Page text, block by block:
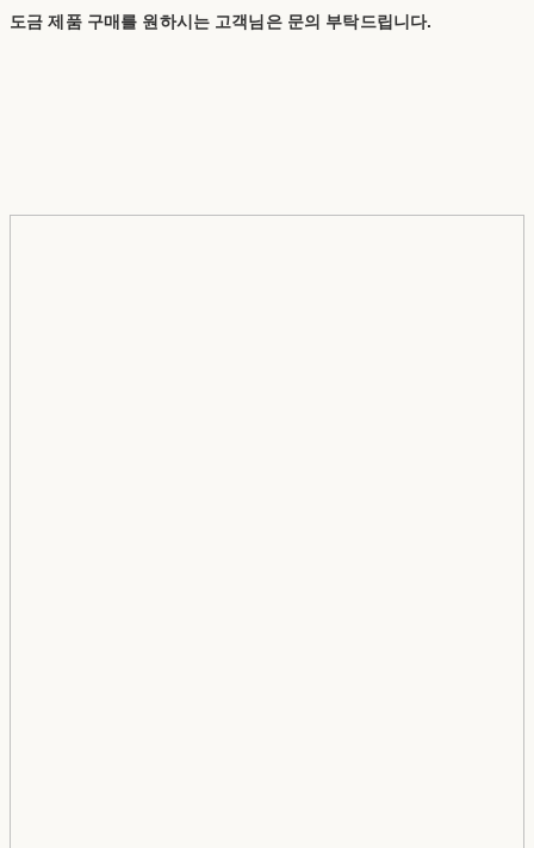
도금 제품 구매를 원하시는 고객님은 문의 부탁드립니다.